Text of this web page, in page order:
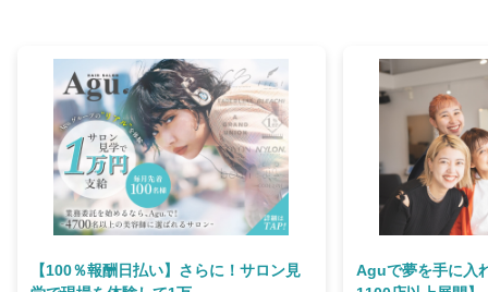
【100％報酬日払い】さらに！サロン見
Aguで夢を手に入